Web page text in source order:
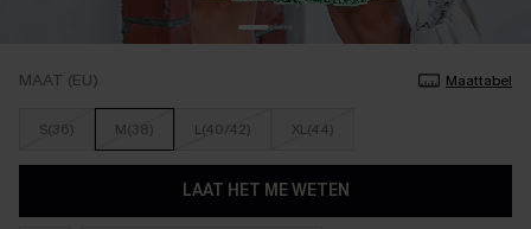
MAAT (EU) Maattabel
S(36) M(38) L(40/42) XL(44)
LAAT HET ME WETEN